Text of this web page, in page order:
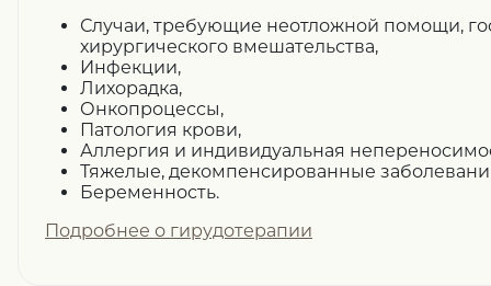
Случаи, требующие неотложной помощи,
хирургического вмешательства,
Инфекции,
Лихорадка,
Онкопроцессы,
Патология крови,
Аллергия и индивидуальная
Тяжелые, декомпенсированные
Беременность.
Подробнее о гирудотерапии